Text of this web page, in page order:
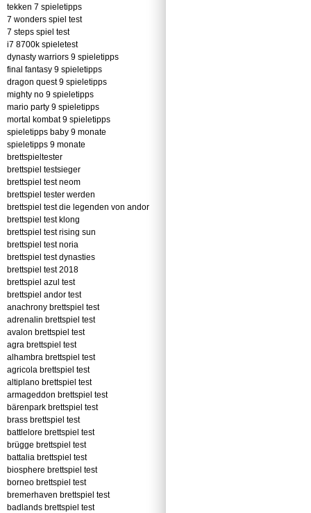
tekken 7 spieletipps
7 wonders spiel test
7 steps spiel test
i7 8700k spieletest
dynasty warriors 9 spieletipps
final fantasy 9 spieletipps
dragon quest 9 spieletipps
mighty no 9 spieletipps
mario party 9 spieletipps
mortal kombat 9 spieletipps
spieletipps baby 9 monate
spieletipps 9 monate
brettspieltester
brettspiel testsieger
brettspiel test neom
brettspiel tester werden
brettspiel test die legenden von andor
brettspiel test klong
brettspiel test rising sun
brettspiel test noria
brettspiel test dynasties
brettspiel test 2018
brettspiel azul test
brettspiel andor test
anachrony brettspiel test
adrenalin brettspiel test
avalon brettspiel test
agra brettspiel test
alhambra brettspiel test
agricola brettspiel test
altiplano brettspiel test
armageddon brettspiel test
bärenpark brettspiel test
brass brettspiel test
battlelore brettspiel test
brügge brettspiel test
battalia brettspiel test
biosphere brettspiel test
borneo brettspiel test
bremerhaven brettspiel test
badlands brettspiel test